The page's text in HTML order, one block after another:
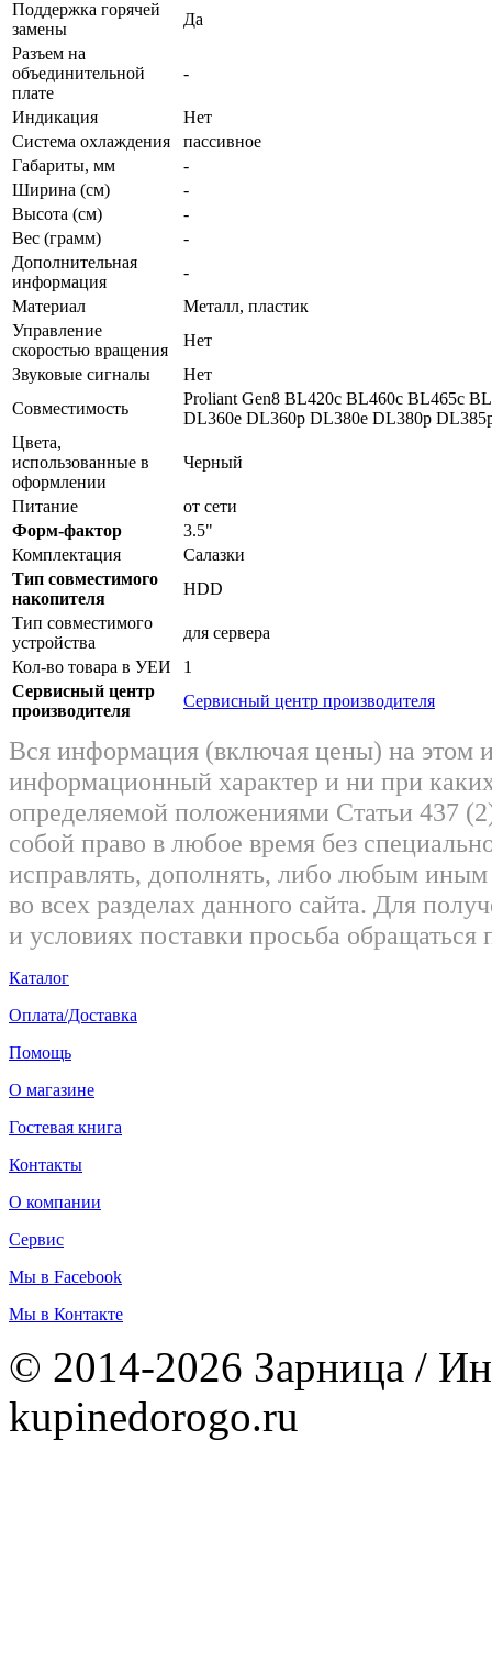
Поддержка горячей
замены
Да
Разъем на
объединительной
плате
-
Индикация
Нет
Система охлаждения
пассивное
Габариты, мм
-
Ширина (см)
-
Высота (см)
-
Вес (грамм)
-
Дополнительная
информация
-
Материал
Металл, пластик
Управление
скоростью вращения
Нет
Звуковые сигналы
Нет
Совместимость
Proliant Gen8 BL420c BL460c BL465c
DL360e DL360p DL380e DL380p
Цвета,
использованные в
оформлении
Черный
Питание
от сети
Форм-фактор
3.5"
Комплектация
Салазки
Тип совместимого
накопителя
HDD
Тип совместимого
устройства
для сервера
Кол-во товара в УЕИ
1
Сервисный центр
производителя
Сервисный центр производителя
Вся информация (включая цены) на этом
информационный характер и ни при
определяемой положениями Статьи 437
собой право в любое время без
исправлять, дополнять, либо любым
во всех разделах данного сайта. Для
и условиях поставки просьба
Каталог
Оплата/Доставка
Помощь
О магазине
Гостевая книга
Контакты
О компании
Сервис
Мы в Facebook
Мы в Контакте
© 2014-2026 Зарница /
kupinedorogo.ru